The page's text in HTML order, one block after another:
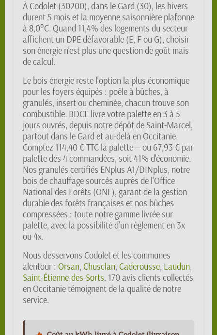
À Codolet (30200), dans le Gard (30), les hivers
durent 5 mois et la moyenne saisonnière plafonne
à 8,0°C. Quand 11,4% des logements du secteur
affichent un DPE défavorable (E, F ou G), choisir
son énergie n'est plus une question de goût mais
de calcul.
Le bois énergie reste l'option la plus économique
pour les foyers équipés : poêle à bûches, à
granulés, insert ou cheminée, chacun trouve son
combustible. BDCE livre votre palette en 3 à 5
jours ouvrés, depuis notre dépôt de Saint-Marcel,
partout dans le Gard et au-delà en Occitanie.
Comptez 114,40 € TTC la palette — ou 67,93 € par
palette dès 4 commandées, soit 41% d'économie.
Nos granulés certifiés ENplus A1/DINplus, notre
bois de chauffage sourcés auprès de l'Office
National des Forêts (ONF), garant de la gestion
durable des forêts françaises et nos bûches
compressées : toute notre gamme livrée sur
palette, avec la possibilité d'un règlement en 3x
ou 4x.
Nous desservons Codolet et les communes
alentour : Orsan, Chusclan, Caderousse, Laudun,
Saint-Étienne-des-Sorts. 170 avis clients collectés
en Occitanie témoignent de la qualité de notre
service.